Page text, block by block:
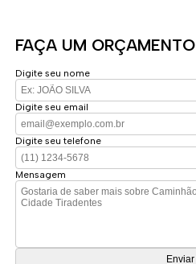
FAÇA UM ORÇAMENTO
Digite seu nome
Digite seu email
Digite seu telefone
Mensagem